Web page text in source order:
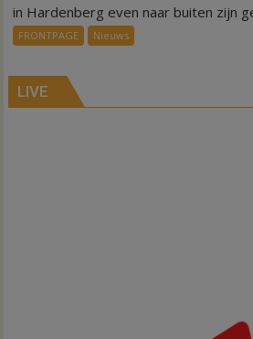
in Hardenberg even naar buiten zijn
FRONTPAGE Nieuws
LIVE